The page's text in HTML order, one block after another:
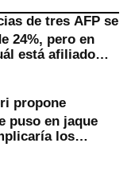
de tres AFP se
24%, pero en
está afiliado
propone
puso en jaque
los